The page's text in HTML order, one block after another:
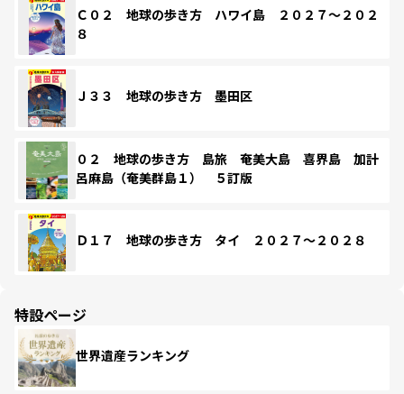
Ｃ０２ 地球の歩き方 ハワイ島 ２０２７～２０２
８
Ｊ３３ 地球の歩き方 墨田区
０２ 地球の歩き方 島旅 奄美大島 喜界島 加計
呂麻島（奄美群島１） ５訂版
Ｄ１７ 地球の歩き方 タイ ２０２７～２０２８
特設ページ
世界遺産ランキング